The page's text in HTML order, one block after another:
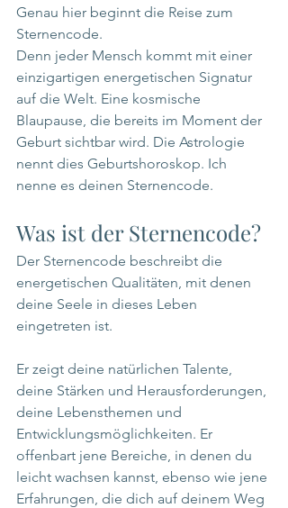
Genau hier beginnt die Reise zum
Sternencode.
Denn jeder Mensch kommt mit einer
einzigartigen energetischen Signatur
auf die Welt. Eine kosmische
Blaupause, die bereits im Moment der
Geburt sichtbar wird. Die Astrologie
nennt dies Geburtshoroskop. Ich
nenne es deinen Sternencode.
Was ist der Sternencode?
Der Sternencode beschreibt die
energetischen Qualitäten, mit denen
deine Seele in dieses Leben
eingetreten ist.
Er zeigt deine natürlichen Talente,
deine Stärken und Herausforderungen,
deine Lebensthemen und
Entwicklungsmöglichkeiten. Er
offenbart jene Bereiche, in denen du
leicht wachsen kannst, ebenso wie jene
Erfahrungen, die dich auf deinem Weg